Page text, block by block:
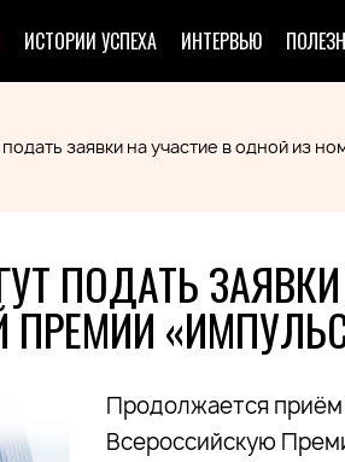
ИСТОРИИ УСПЕХА ИНТЕРВЬЮ
заявки на участие в одной из
ПОДАТЬ
Продолжается приём
Всероссийскую